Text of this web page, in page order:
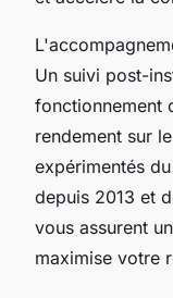
Un suivi post-
fonctionnement
rendement sur
expérimentés
depuis 2013 et
vous assurent un
maximise votre